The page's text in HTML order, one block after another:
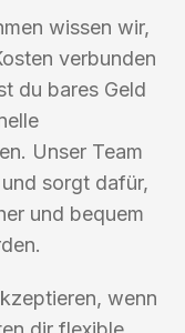
wissen wir,
verbunden
du bares Geld
Unser Team
sorgt dafür,
und bequem
wenn